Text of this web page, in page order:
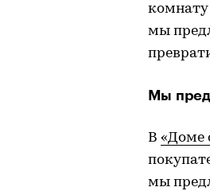
мы
Мы
В «Доме
мы